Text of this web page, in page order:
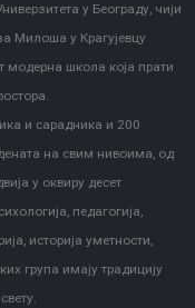
у Београду, чији
Милоша у Крагујевцу
модерна школа која прати
и сарадника и 200
на свим нивоима, од
у оквиру десет
педагогија,
историја уметности,
група имају традицију